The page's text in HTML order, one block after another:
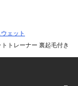
ウェット
トレーナー 裏起毛付き